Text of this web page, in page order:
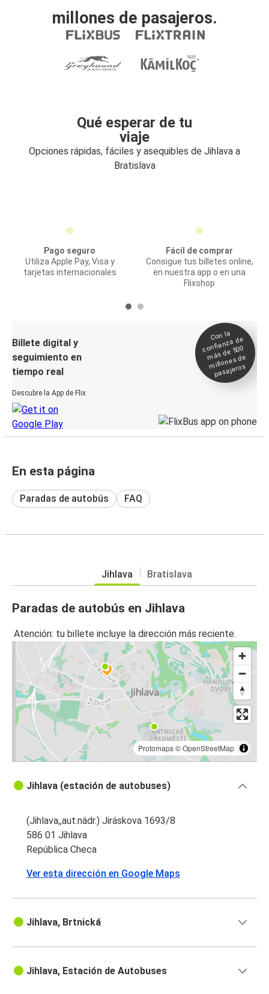
millones de pasajeros.
Qué esperar de tu
viaje
Opciones rápidas, fáciles y asequibles de Jihlava a
Bratislava
Pago seguro
Utiliza Apple Pay, Visa y
tarjetas internacionales
Fácil de comprar
Consigue tus billetes online,
en nuestra app o en una
Flixshop
Billete digital y
seguimiento en
tiempo real
Descubre la App de Flix
Con la
confianza de
más de 500
millones de
pasajeros
En esta página
Paradas de autobús FAQ
Jihlava Bratislava
Paradas de autobús en Jihlava
Atención: tu billete incluye la dirección más reciente.
Protomaps©OpenStreetMap
Jihlava (estación de autobuses)
(Jihlava,,aut.nádr.) Jiráskova 1693/8
586 01 Jihlava
República Checa
Ver esta dirección en Google Maps
Jihlava, Brtnická
Jihlava, Estación de Autobuses